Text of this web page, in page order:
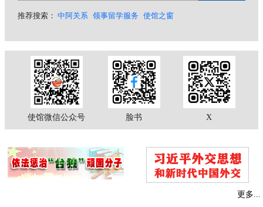
推荐搜索： 中阿关系 领事留学服务 使馆之窗
使馆微信公众号 脸书 X
更多...